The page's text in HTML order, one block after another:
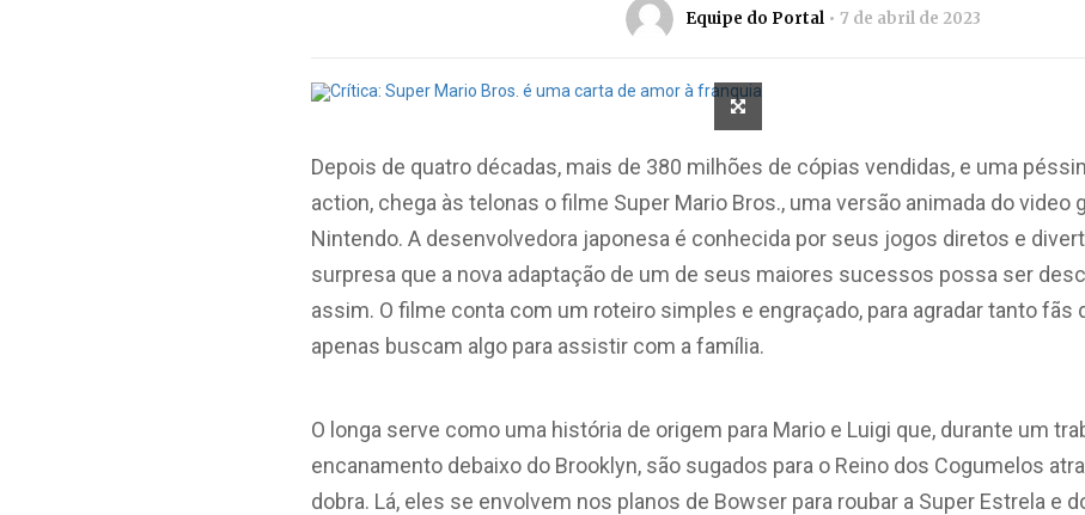
Equipe do Portal 7 de abril de 2023
Depois de quatro décadas, mais de 380 milhões de cópias vendidas, e uma
action, chega às telonas o filme Super Mario Bros., uma versão animada do video
Nintendo. A desenvolvedora japonesa é conhecida por seus jogos diretos e
surpresa que a nova adaptação de um de seus maiores sucessos possa ser
assim. O filme conta com um roteiro simples e engraçado, para agradar tanto fãs
apenas buscam algo para assistir com a família.
O longa serve como uma história de origem para Mario e Luigi que, durante um
encanamento debaixo do Brooklyn, são sugados para o Reino dos Cogumelos
dobra. Lá, eles se envolvem nos planos de Bowser para roubar a Super Estrela e